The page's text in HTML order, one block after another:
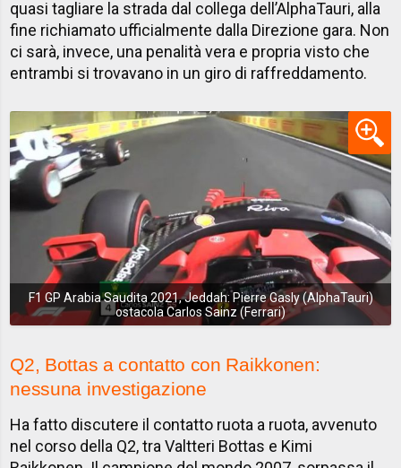
quasi tagliare la strada dal collega dell’AlphaTauri, alla
fine richiamato ufficialmente dalla Direzione gara. Non
ci sarà, invece, una penalità vera e propria visto che
entrambi si trovavano in un giro di raffreddamento.
F1 GP Arabia Saudita 2021, Jeddah: Pierre Gasly (AlphaTauri)
ostacola Carlos Sainz (Ferrari)
Q2, Bottas a contatto con Raikkonen:
nessuna investigazione
Ha fatto discutere il contatto ruota a ruota, avvenuto
nel corso della Q2, tra Valtteri Bottas e Kimi